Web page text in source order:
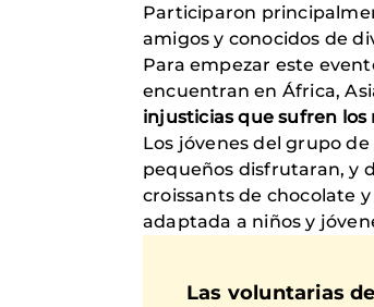
Participaron
amigos y conocidos de
Para empezar este
encuentran en África,
injusticias que sufren los
Los jóvenes del grupo
pequeños disfrutaran, y
croissants de chocolate
adaptada a niños y
Las voluntarias